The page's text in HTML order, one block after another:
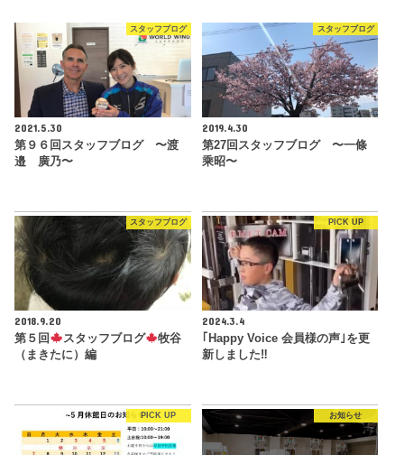
スタッフブログ
2021.5.30
第９６回スタッフブログ 〜渡
邉 廣乃〜
スタッフブログ
2019.4.30
第27回スタッフブログ 〜一條
乘昭〜
スタッフブログ
2018.9.20
第５回
スタッフブログ
牧谷
（まきたに）編
PICK UP
2024.3.4
｢Happy Voice 会員様の声｣を更
新しました‼︎
PICK UP お知らせ